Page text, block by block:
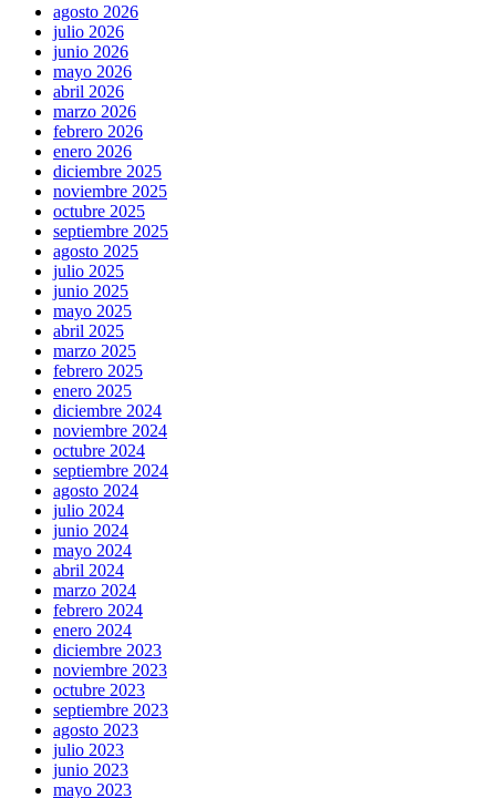
agosto 2026
julio 2026
junio 2026
mayo 2026
abril 2026
marzo 2026
febrero 2026
enero 2026
diciembre 2025
noviembre 2025
octubre 2025
septiembre 2025
agosto 2025
julio 2025
junio 2025
mayo 2025
abril 2025
marzo 2025
febrero 2025
enero 2025
diciembre 2024
noviembre 2024
octubre 2024
septiembre 2024
agosto 2024
julio 2024
junio 2024
mayo 2024
abril 2024
marzo 2024
febrero 2024
enero 2024
diciembre 2023
noviembre 2023
octubre 2023
septiembre 2023
agosto 2023
julio 2023
junio 2023
mayo 2023